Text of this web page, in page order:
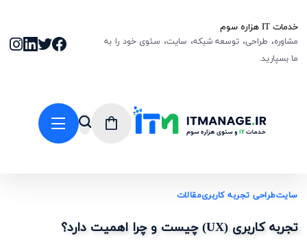
خدمات IT هزاره سوم
مشاوره، طراحی، توسعه شبکه، سایت، سئوی خود را به
ما بسپارید.
سایتطراحی تجربه کاربریمقالات
تجربه کاربری (UX) چیست و چرا اهمیت دارد؟